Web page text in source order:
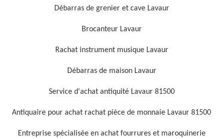
Débarras de grenier et cave Lavaur
Brocanteur Lavaur
Rachat instrument musique Lavaur
Débarras de maison Lavaur
Service d'achat antiquité Lavaur 81500
Antiquaire pour achat rachat pièce de monnaie Lavaur 81500
Entreprise spécialisée en achat fourrures et maroquinerie